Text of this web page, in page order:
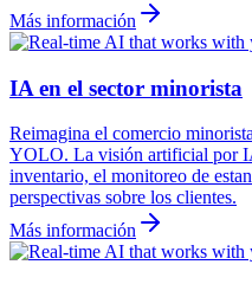
Más información
IA en el sector minorista
Reimagina el comercio
YOLO. La visión artificial por
inventario, el monitoreo de
perspectivas sobre los clientes.
Más información